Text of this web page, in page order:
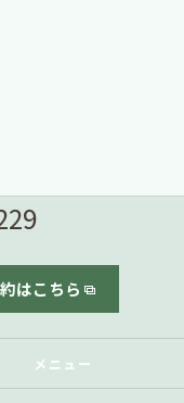
はこちら
メニュー